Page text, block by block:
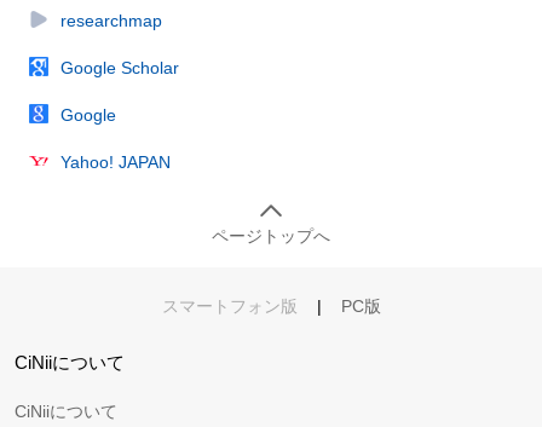
researchmap
Google Scholar
Google
Yahoo! JAPAN
ページトップへ
スマートフォン版 | PC版
CiNiiについて
CiNiiについて